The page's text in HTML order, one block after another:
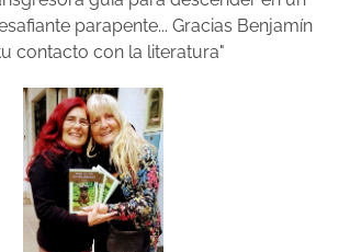
parapente... Gracias Benjamín
contacto con la literatura"